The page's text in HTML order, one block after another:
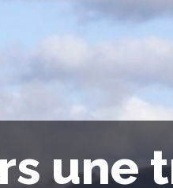
une